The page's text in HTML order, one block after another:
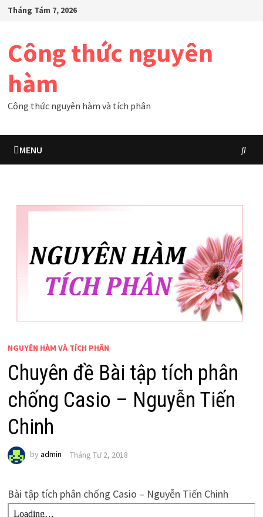
SkipTháng Tám 7, 2026
Công thức nguyên
hàm
Công thức nguyên hàm và tích phân
MENU
NGUYÊN HÀM VÀ TÍCH PHÂN
Chuyên đề Bài tập tích phân
chống Casio – Nguyễn Tiến
Chinh
by admin Tháng Tư 2, 2018
Bài tập tích phân chống Casio – Nguyễn Tiến Chinh